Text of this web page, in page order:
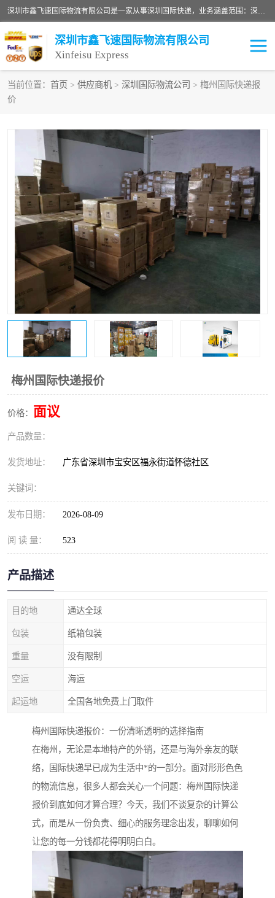
深圳市鑫飞速国际物流有限公司是一家从事深圳国际快递，业务涵盖范围：深圳DHL国际快递、深圳国际快递公司、深圳国际物流公司、深圳国际快递、深圳DHL国际快递电话可拨打全国服务热线：15019287411。欢迎各位亲来人来电到我司洽谈合作。
深圳市鑫飞速国际物流有限公司
Xinfeisu Express
当前位置： 首页 > 供应商机 > 深圳国际物流公司 > 梅州国际快递报
价
梅州国际快递报价
价格： 面议
产品数量：
发货地址： 广东省深圳市宝安区福永街道怀德社区
关键词：
发布日期： 2026-08-09
阅 读 量： 523
产品描述
目的地 通达全球
包装 纸箱包装
重量 没有限制
空运 海运
起运地 全国各地免费上门取件
梅州国际快递报价：一份清晰透明的选择指南
在梅州，无论是本地特产的外销，还是与海外亲友的联
络，国际快递早已成为生活中*的一部分。面对形形色色
的物流信息，很多人都会关心一个问题：梅州国际快递
报价到底如何才算合理？今天，我们不谈复杂的计算公
式，而是从一份负责、细心的服务理念出发，聊聊如何
让您的每一分钱都花得明明白白。
俄罗斯快递 巴西快递
深圳DHL国际快递 伊朗快递
UPS国际快递 深圳国际快递公司
深圳国际物流公司 深圳国际快递电话
DHL国际快递电话 深圳国际快递
新能源电池出口物流